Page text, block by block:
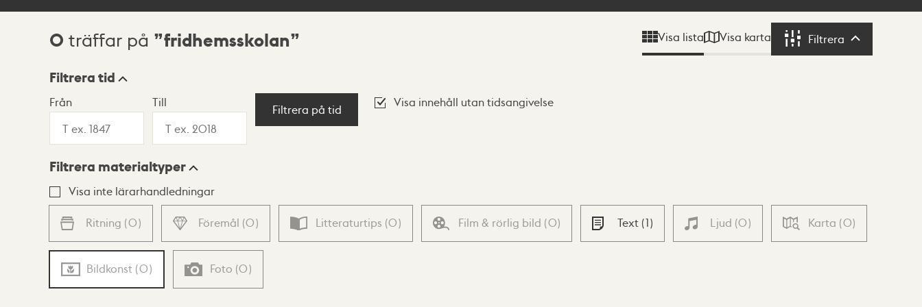
Sökresultat
0 träffar på fridhemsskolan Visa lista Visa karta Filtrera Filtrera
Visningsläge
Lista Karta
Filtrera tid
Från Till
Filtrera på tid
Visa innehåll utan tidsangivelse
Filtrera materialtyper
Visa inte lärarhandledningar
Ritning (0) Föremål (0) Litteraturtips (0) Film & rörlig bild (0) Text (1) Ljud (0) Karta (0)
Bildkonst (0) Foto (0)